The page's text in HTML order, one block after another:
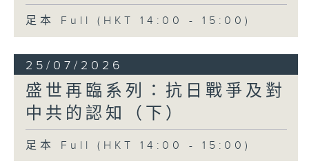
足本 Full (HKT 14:00 - 15:00)
25/07/2026
盛世再臨系列：抗日戰爭及對
中共的認知（下）
足本 Full (HKT 14:00 - 15:00)